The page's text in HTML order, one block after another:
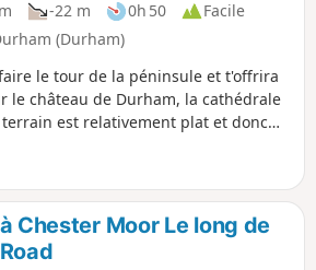
-22 m 0h 50
Facile
(Durham)
le tour de la péninsule et t'offrira
le château de Durham, la cathédrale
terrain est relativement plat et donc
Chester Moor Le long de